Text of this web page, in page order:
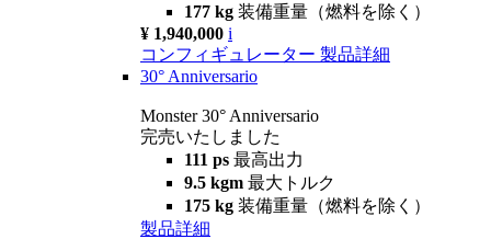
177 kg 装備重量（燃料を除く）
¥ 1,940,000 i
コンフィギュレーター 製品詳細
30° Anniversario
Monster 30° Anniversario
完売いたしました
111 ps 最高出力
9.5 kgm 最大トルク
175 kg 装備重量（燃料を除く）
製品詳細